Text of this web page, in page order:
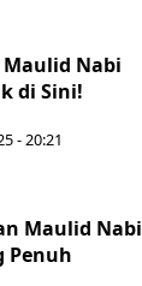
Nabi
di Sini!
- 20:21
Maulid Nabi
Penuh